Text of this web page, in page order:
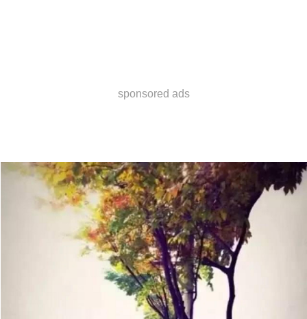
sponsored ads